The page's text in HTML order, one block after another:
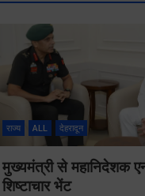
राज्य ALL देहरादून
मुख्यमंत्री से महानिदेशक
शिष्टाचार भेंट